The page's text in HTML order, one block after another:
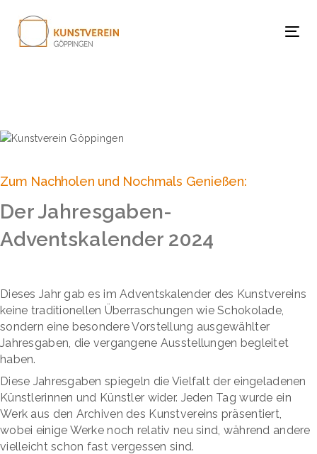
überspringen
primären
Navigation
Zum Nachholen und Nochmals Genießen:
Der Jahresgaben-
Adventskalender 2024
Dieses Jahr gab es im Adventskalender des Kunstvereins
keine traditionellen Überraschungen wie Schokolade,
sondern eine besondere Vorstellung ausgewählter
Jahresgaben, die vergangene Ausstellungen begleitet
haben.
Diese Jahresgaben spiegeln die Vielfalt der eingeladenen
Künstlerinnen und Künstler wider. Jeden Tag wurde ein
Werk aus den Archiven des Kunstvereins präsentiert,
wobei einige Werke noch relativ neu sind, während andere
vielleicht schon fast vergessen sind.